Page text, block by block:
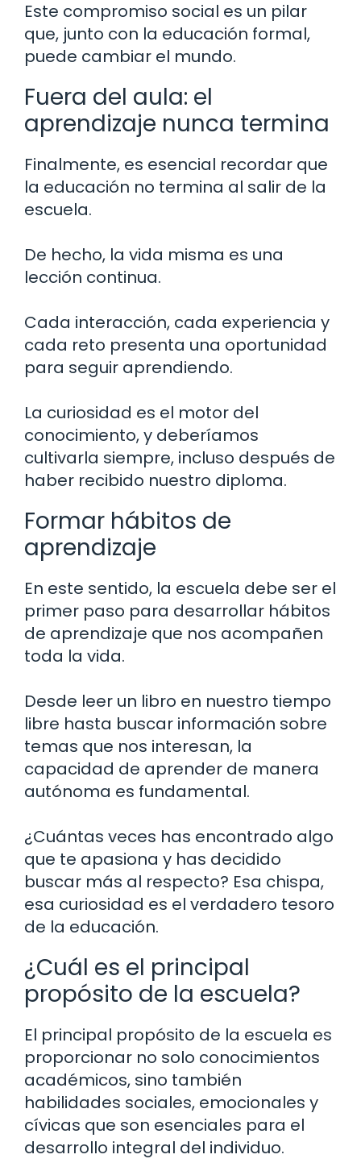
Este compromiso social es un pilar
que, junto con la educación formal,
puede cambiar el mundo.
Fuera del aula: el
aprendizaje nunca termina
Finalmente, es esencial recordar que
la educación no termina al salir de la
escuela.
De hecho, la vida misma es una
lección continua.
Cada interacción, cada experiencia y
cada reto presenta una oportunidad
para seguir aprendiendo.
La curiosidad es el motor del
conocimiento, y deberíamos
cultivarla siempre, incluso después de
haber recibido nuestro diploma.
Formar hábitos de
aprendizaje
En este sentido, la escuela debe ser el
primer paso para desarrollar hábitos
de aprendizaje que nos acompañen
toda la vida.
Desde leer un libro en nuestro tiempo
libre hasta buscar información sobre
temas que nos interesan, la
capacidad de aprender de manera
autónoma es fundamental.
¿Cuántas veces has encontrado algo
que te apasiona y has decidido
buscar más al respecto? Esa chispa,
esa curiosidad es el verdadero tesoro
de la educación.
¿Cuál es el principal
propósito de la escuela?
El principal propósito de la escuela es
proporcionar no solo conocimientos
académicos, sino también
habilidades sociales, emocionales y
cívicas que son esenciales para el
desarrollo integral del individuo.